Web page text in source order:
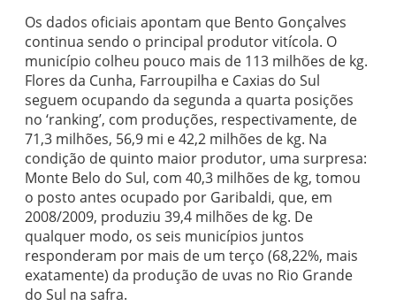
Os dados oficiais apontam que Bento Gonçalves
continua sendo o principal produtor vitícola. O
município colheu pouco mais de 113 milhões de kg.
Flores da Cunha, Farroupilha e Caxias do Sul
seguem ocupando da segunda a quarta posições
no ‘ranking’, com produções, respectivamente, de
71,3 milhões, 56,9 mi e 42,2 milhões de kg. Na
condição de quinto maior produtor, uma surpresa:
Monte Belo do Sul, com 40,3 milhões de kg, tomou
o posto antes ocupado por Garibaldi, que, em
2008/2009, produziu 39,4 milhões de kg. De
qualquer modo, os seis municípios juntos
responderam por mais de um terço (68,22%, mais
exatamente) da produção de uvas no Rio Grande
do Sul na safra.